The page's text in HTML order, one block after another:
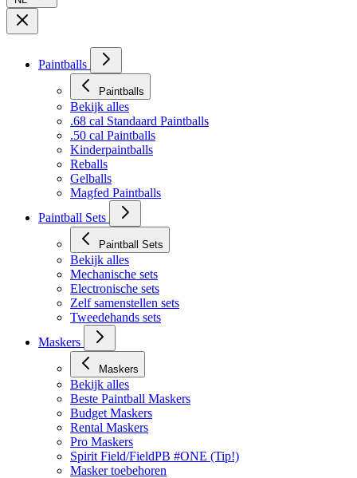
Paintballs
Paintballs
Bekijk alles
.68 cal Standaard Paintballs
.50 cal Paintballs
Kinderpaintballs
Reballs
Gelballs
Magfed Paintballs
Paintball Sets
Paintball Sets
Bekijk alles
Mechanische sets
Electronische sets
Zelf samenstellen sets
Tweedehands sets
Maskers
Maskers
Bekijk alles
Beste Paintball Maskers
Budget Maskers
Rental Maskers
Pro Maskers
Spirit Field/FieldPB #ONE (Tip!)
Masker toebehoren